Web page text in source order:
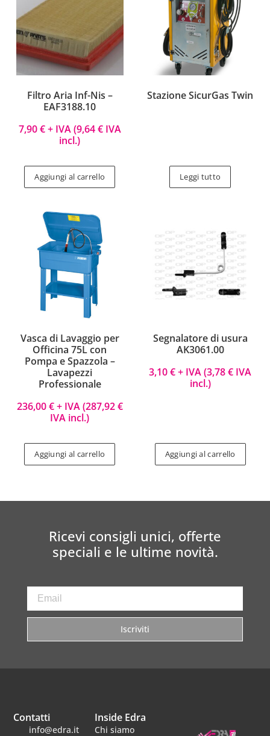
Filtro Aria Inf-Nis –
EAF3188.10
7,90€+ IVA (9,64€IVA
incl.)
Aggiungi al carrello
Stazione SicurGas Twin
Leggi tutto
Vasca di Lavaggio per
Officina 75L con
Pompa e Spazzola –
Lavapezzi
Professionale
236,00€+ IVA (287,92€
IVA incl.)
Aggiungi al carrello
Segnalatore di usura
AK3061.00
3,10€+ IVA (3,78€ IVA
incl.)
Aggiungi al carrello
Ricevi consigli unici, offerte
speciali e le ultime novità.
Iscriviti
Inside Edra
Chi siamo
Contatti
info@edra.it